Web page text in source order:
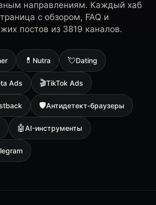
направлениям. Каждый хаб
с обзором, FAQ и
постов из 3819 каналов.
💊 Nutra 💘Dating
Ads 🎬TikTok Ads
🛡Антидетект-браузеры
🤖AI-инструменты